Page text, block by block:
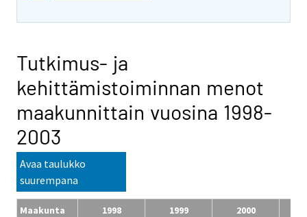
Tutkimus- ja
kehittämistoiminnan menot
maakunnittain vuosina 1998-
2003
Avaa taulukko
suurempana
Maakunta 1998 1999 2000